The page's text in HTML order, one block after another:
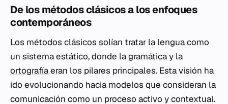
De los métodos clásicos a los enfoques
contemporáneos
Los métodos clásicos solían tratar la lengua como
un sistema estático, donde la gramática y la
ortografíaeran los pilares principales. Esta visión ha
ido evolucionando hacia modelos que consideran la
comunicación como un proceso activo y contextual.